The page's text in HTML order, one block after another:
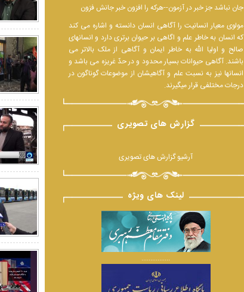
جان نباشد جز خبر در آزمون--هرکه را افزون خبر جانش فزون
مولوی معیار انسانیت را آگاهی انسان دانسته و اشاره می کند
که انسان به خاطر علم و اگاهی بر حیوان برتری دارد و انسانهای
صالح و اولیا الله به خاطر ایمان و آگاهی از ملک بالاتر می
باشند. آگاهی حیوانات بسیار محدود و در حدّ غریزه می باشد و
انسانها نیز به نسبت علم و آگاهیشان از موضوعات گوناگون در
درجات مختلفی قرار میگیرند.
گزارش های تصویری
آرشیو گزارش های تصویری
لینک های ویژه
................